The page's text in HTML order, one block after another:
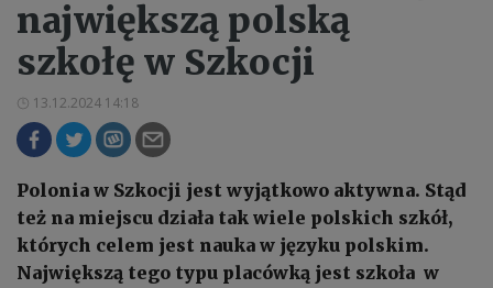
największą polską
szkołę w Szkocji
13.12.2024 14:18
Polonia w Szkocji jest wyjątkowo aktywna. Stąd
też na miejscu działa tak wiele polskich szkół,
których celem jest nauka w języku polskim.
Największą tego typu placówką jest szkoła w